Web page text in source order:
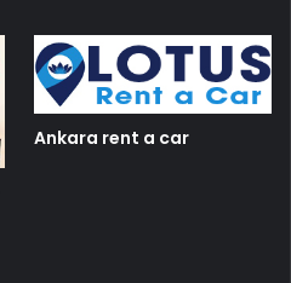
Ankara rent a car